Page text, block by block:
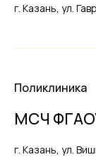
г. Казань, ул.
Поликлиника
МСЧ
г. Казань, ул.